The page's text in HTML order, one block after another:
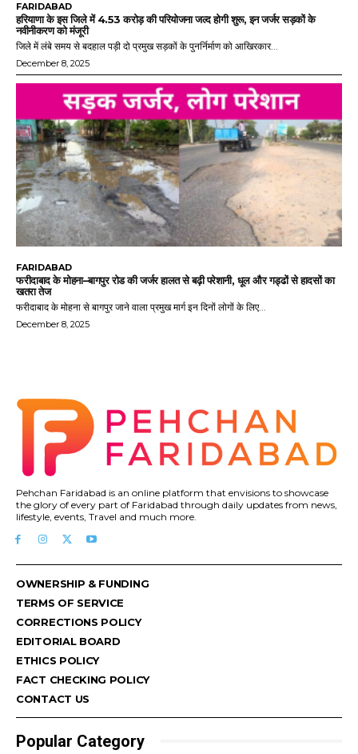
FARIDABAD
हरियाणा के इस जिले में 4.53 करोड़ की परियोजना जल्द होगी शुरू, इन जर्जर सड़कों के
नवीनीकरण को मंजूरी
जिले में लंबे समय से बदहाल पड़ी दो प्रमुख सड़कों के पुनर्निर्माण को आखिरकार...
December 8, 2025
FARIDABAD
फरीदाबाद के मोहना–बागपुर रोड की जर्जर हालत से बढ़ी परेशानी, धूल और गड्ढों से हादसों का
खतरा तेज
फरीदाबाद के मोहना से बागपुर जाने वाला प्रमुख मार्ग इन दिनों लोगों के लिए...
December 8, 2025
Pehchan Faridabad is an online platform that envisions to showcase
the glory of every part of Faridabad through daily updates from news,
lifestyle, events, Travel and much more.
OWNERSHIP & FUNDING
TERMS OF SERVICE
CORRECTIONS POLICY
EDITORIAL BOARD
ETHICS POLICY
FACT CHECKING POLICY
CONTACT US
Popular Category